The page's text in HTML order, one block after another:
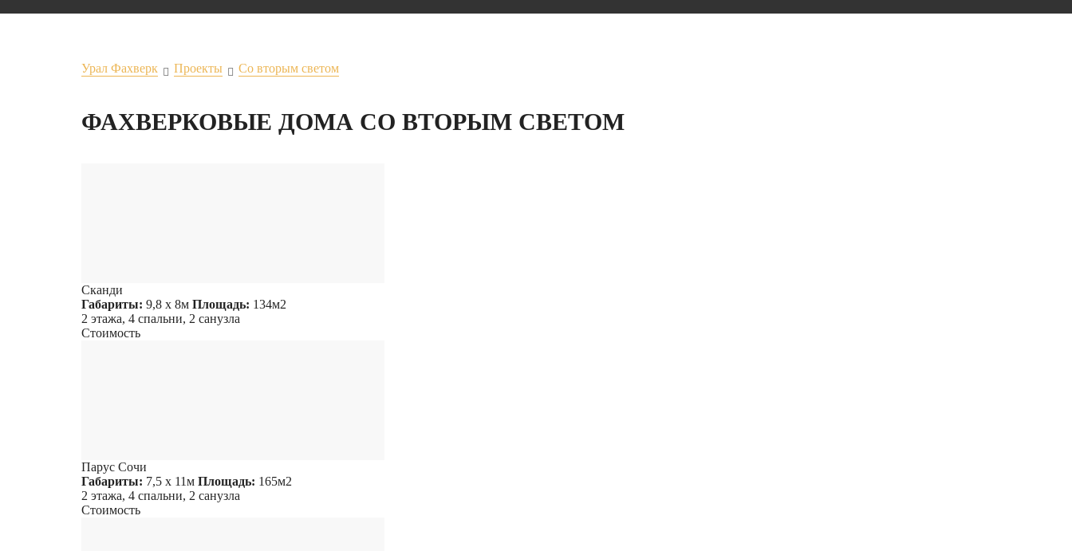
Урал Фахверк Проекты Со вторым светом
ФАХВЕРКОВЫЕ ДОМА СО ВТОРЫМ СВЕТОМ
Сканди
Габариты: 9,8 х 8м Площадь: 134м2
2 этажа, 4 спальни, 2 санузла
Стоимость
Парус Сочи
Габариты: 7,5 х 11м Площадь: 165м2
2 этажа, 4 спальни, 2 санузла
Стоимость